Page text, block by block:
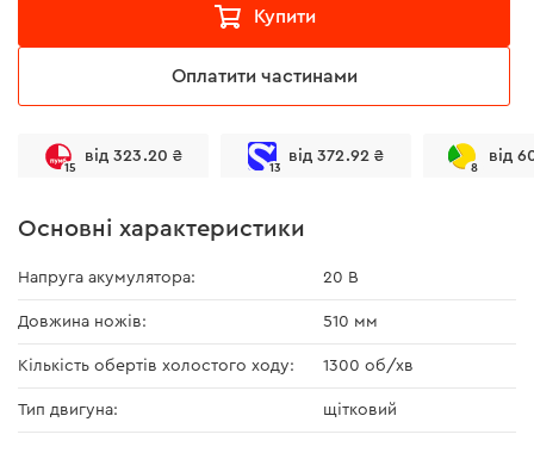
Купити
Оплатити частинами
15
від 323.20 ₴
13
від 372.92 ₴
8
від
Основні характеристики
Напруга акумулятора: 20 В
Довжина ножів: 510 мм
Кількість обертів холостого ходу: 1300 об/хв
Тип двигуна: щітковий